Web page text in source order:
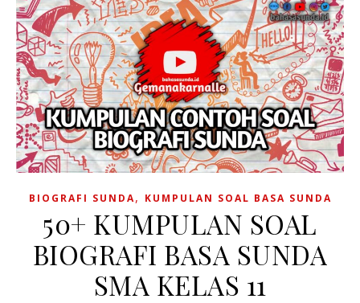
BIOGRAFI SUNDA, KUMPULAN SOAL BASA SUNDA
50+ KUMPULAN SOAL
BIOGRAFI BASA SUNDA
SMA KELAS 11